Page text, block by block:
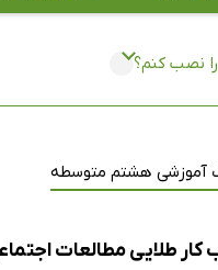
را نصب کنم؟
آموزشی هشتم متوسطه
طلایی مطالعات